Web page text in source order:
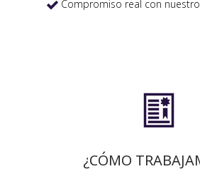
 Compromiso real con

¿CÓMO